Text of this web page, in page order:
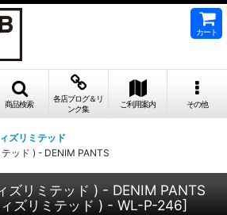
カート
商品検索
各店ブログ＆リ
ンク集
ご利用案内 その他
ズリミテッド
ッド ) - DENIM PANTS
ズリミテッド ) - DENIM PANTS
ズリミテッド ) - WL-P-246]